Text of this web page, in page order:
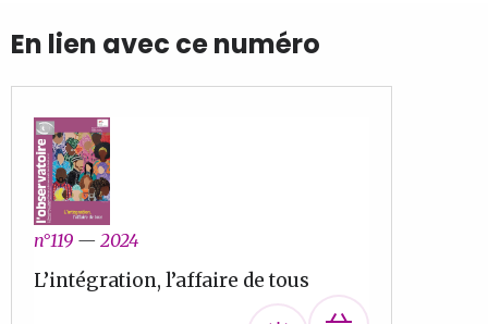
En lien avec ce numéro
n°119 — 2024
L’intégration, l’affaire de tous